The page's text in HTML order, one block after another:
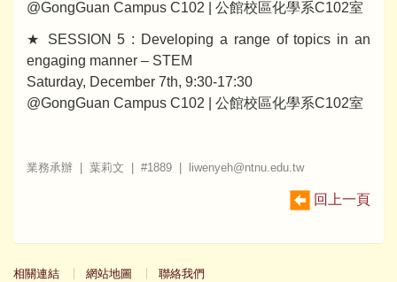
@GongGuan Campus C102 | 公館校區化學系C102室
★ SESSION 5 : Developing a range of topics in an
engaging manner – STEM
Saturday, December 7th, 9:30-17:30
@GongGuan Campus C102 | 公館校區化學系C102室
業務承辦 | 葉莉文 | #1889 | liwenyeh@ntnu.edu.tw
回上一頁
相關連結 網站地圖 聯絡我們